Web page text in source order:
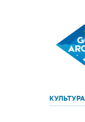
КУЛЬТУРА